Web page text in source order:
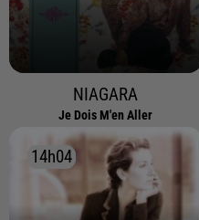
NIAGARA
Je Dois M'en Aller
14h04
14h04